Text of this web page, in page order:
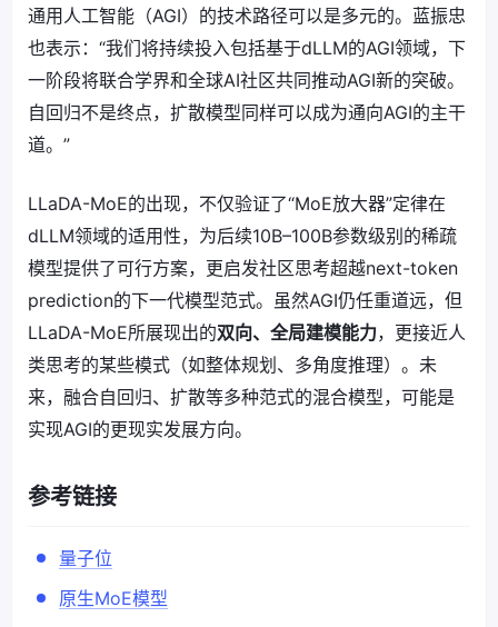
通用人工智能（AGI）的技术路径可以是多元的。蓝振忠
也表示：“我们将持续投入包括基于dLLM的AGI领域，下
一阶段将联合学界和全球AI社区共同推动AGI新的突破。
自回归不是终点，扩散模型同样可以成为通向AGI的主干
道。”
LLaDA-MoE的出现，不仅验证了“MoE放大器”定律在
dLLM领域的适用性，为后续10B–100B参数级别的稀疏
模型提供了可行方案，更启发社区思考超越next-token
prediction的下一代模型范式。虽然AGI仍任重道远，但
LLaDA-MoE所展现出的双向、全局建模能力，更接近人
类思考的某些模式（如整体规划、多角度推理）。未
来，融合自回归、扩散等多种范式的混合模型，可能是
实现AGI的更现实发展方向。
参考链接
量子位
原生MoE模型